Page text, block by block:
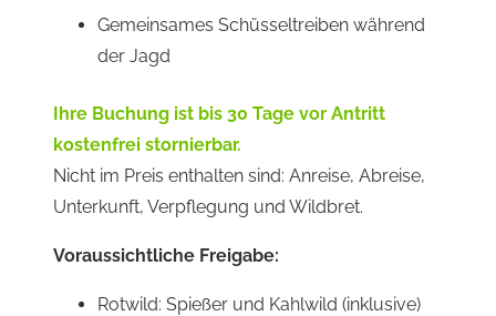
Gemeinsames Schüsseltreiben während
der Jagd
Ihre Buchung ist bis 30 Tage vor Antritt
kostenfrei stornierbar.
Nicht im Preis enthalten sind: Anreise, Abreise,
Unterkunft, Verpflegung und Wildbret.
Voraussichtliche Freigabe:
Rotwild: Spießer und Kahlwild (inklusive)